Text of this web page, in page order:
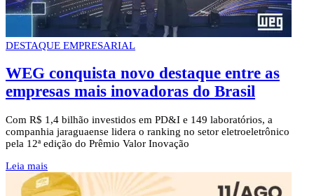
DESTAQUE EMPRESARIAL
WEG conquista novo destaque entre as
empresas mais inovadoras do Brasil
Com R$ 1,4 bilhão investidos em PD&I e 149 laboratórios, a
companhia jaraguaense lidera o ranking no setor eletroeletrônico
pela 12ª edição do Prêmio Valor Inovação
Leia mais